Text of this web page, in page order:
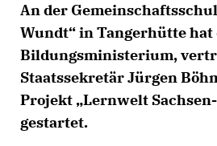
An der
Wundt“ in Tangerhütte hat
Bildungsministerium,
Staatssekretär Jürgen
Projekt „Lernwelt
gestartet.